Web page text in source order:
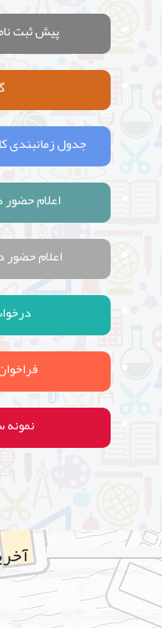
پیش ثبت
جدول زمانبندی
اعلام حضور
اعلام حضور
نمونه